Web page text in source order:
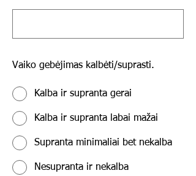
Vaiko gebėjimas kalbėti/suprasti.
Kalba ir supranta gerai
Kalba ir supranta labai mažai
Supranta minimaliai bet nekalba
Nesupranta ir nekalba